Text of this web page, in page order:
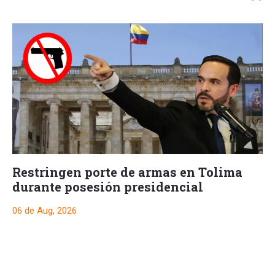
Restringen porte de armas en Tolima
durante posesión presidencial
06 de Aug, 2026